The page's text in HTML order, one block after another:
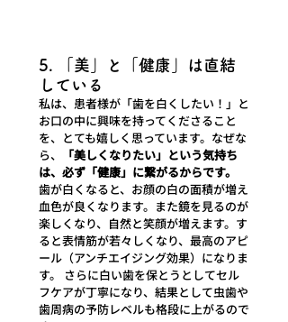
5. 「美」と「健康」は直結
している
私は、患者様が「歯を白くしたい！」と
お口の中に興味を持ってくださること
を、とても嬉しく思っています。なぜな
ら、
「美しくなりたい」という気持ち
は、必ず「健康」に繋がるからです。
歯が白くなると、お顔の白の面積が増え
血色が良くなります。また鏡を見るのが
楽しくなり、自然と笑顔が増えます。す
ると表情筋が若々しくなり、最高のアピ
ール（アンチエイジング効果）になりま
す。 さらに白い歯を保とうとしてセル
フケアが丁寧になり、結果として虫歯や
歯周病の予防レベルも格段に上がるので